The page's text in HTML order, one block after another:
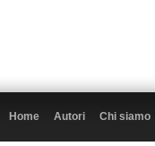
Home Autori Chi siamo